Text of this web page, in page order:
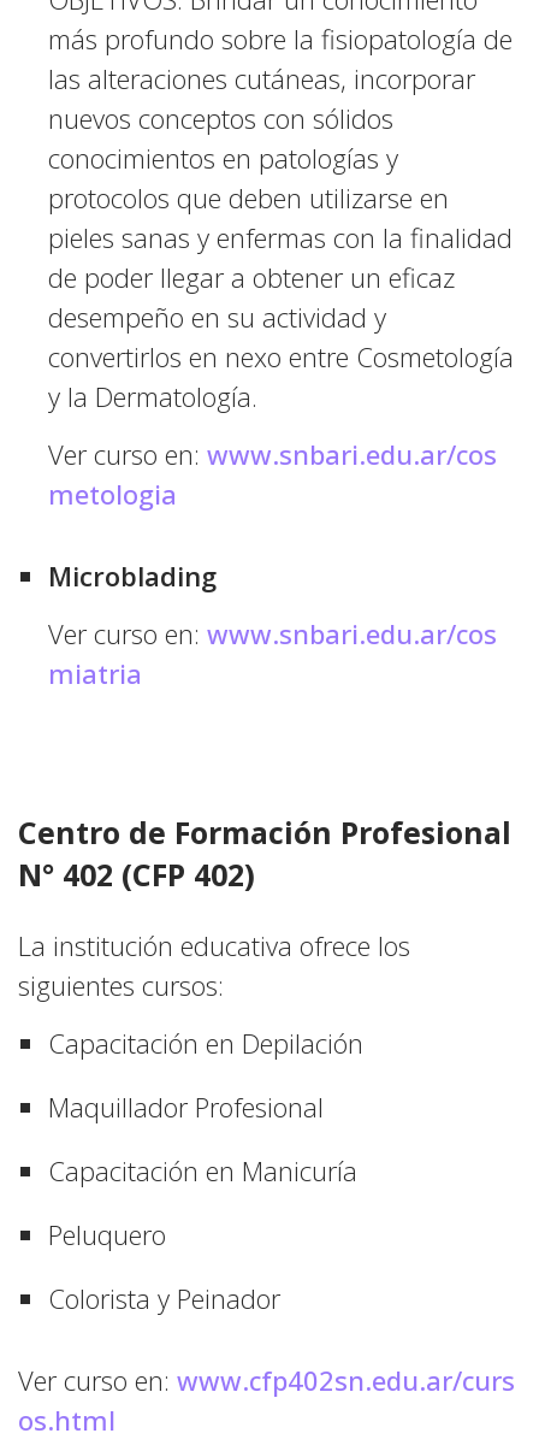
más profundo sobre la fisiopatología de
las alteraciones cutáneas, incorporar
nuevos conceptos con sólidos
conocimientos en patologías y
protocolos que deben utilizarse en
pieles sanas y enfermas con la finalidad
de poder llegar a obtener un eficaz
desempeño en su actividad y
convertirlos en nexo entre Cosmetología
y la Dermatología.
Ver curso en: www.snbari.edu.ar/cos
metologia
Microblading
Ver curso en: www.snbari.edu.ar/cos
miatria
Centro de Formación Profesional
N° 402 (CFP 402)
La institución educativa ofrece los
siguientes cursos:
Capacitación en Depilación
Maquillador Profesional
Capacitación en Manicuría
Peluquero
Colorista y Peinador
Ver curso en: www.cfp402sn.edu.ar/curs
os.html